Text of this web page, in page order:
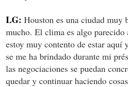
LG: Houston es una ciudad muy
mucho. El clima es algo parecido
estoy muy contento de estar aquí
se me ha brindado durante mi
las negociaciones se puedan
quedar y continuar haciendo